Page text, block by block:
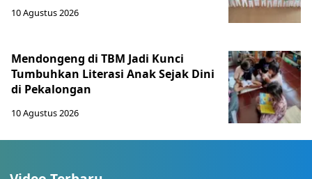
10 Agustus 2026
Mendongeng di TBM Jadi Kunci
Tumbuhkan Literasi Anak Sejak Dini
di Pekalongan
10 Agustus 2026